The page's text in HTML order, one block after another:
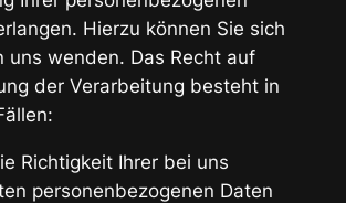
Hierzu können Sie sich
uns wenden. Das Recht auf
der Verarbeitung besteht in
Richtigkeit Ihrer bei uns
personenbezogenen Daten